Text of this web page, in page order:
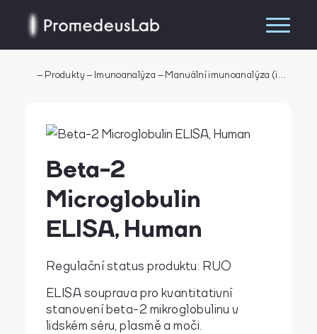
– Produkty– Imunoanalýza –Manuální imunoanalýza (imunometrie)
Beta-2
Microglobulin
ELISA, Human
Regulační status produktu: RUO
ELISA souprava pro kvantitativní
stanovení beta-2 mikroglobulinu v
lidském séru, plasmě a moči.